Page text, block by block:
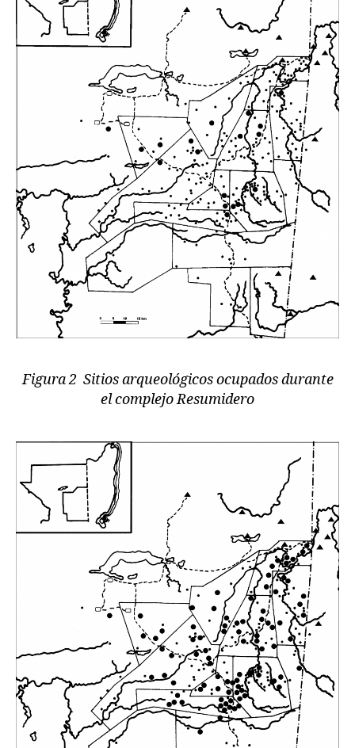
Figura 2 Sitios arqueológicos ocupados durante
el complejo Resumidero